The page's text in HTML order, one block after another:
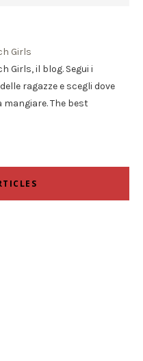
Girls
Girls, il blog. Segui i
ragazze e scegli dove
mangiare. The best